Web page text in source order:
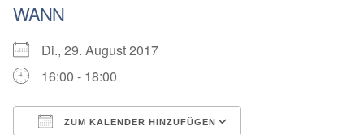
WANN
Di., 29. August 2017
16:00 - 18:00
ZUM KALENDER HINZUFÜGEN